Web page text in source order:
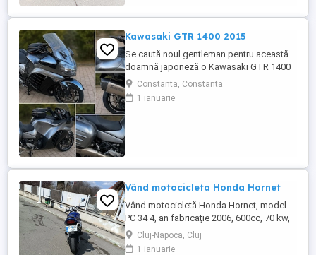
Kawasaki GTR 1400 2015
Se caută noul gentleman pentru această
doamnă japoneză o Kawasaki GTR 1400
care încă întoarce priviri și iubește
kilometrii. A fost răsfățată, întreținută la
timp și tratată cu respect. O dau doar
Constanta, Constanta
1 ianuarie
Vând motocicleta Honda Hornet
Vând motocicletă Honda Hornet, model
PC 34 4, an fabricație 2006, 600cc, 70 kw,
98 cp, inspecție tehnică valabilă până în
august 2027 . Preț 1900 euro
Cluj-Napoca, Cluj
1 ianuarie